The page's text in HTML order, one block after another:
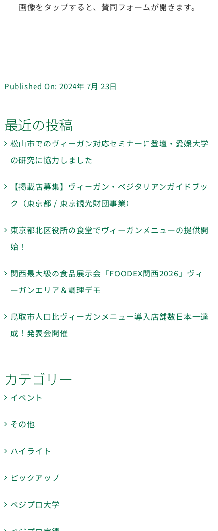
画像をタップすると、賛同フォームが開きます。
Published On: 2024年 7月 23日
最近の投稿
松山市でのヴィーガン対応セミナーに登壇・愛媛大学
の研究に協力しました
【掲載店募集】ヴィーガン・ベジタリアンガイドブッ
ク（東京都 / 東京観光財団事業）
東京都北区役所の食堂でヴィーガンメニューの提供開
始！
関西最大級の食品展示会「FOODEX関西2026」ヴィ
ーガンエリア＆調理デモ
鳥取市人口比ヴィーガンメニュー導入店舗数日本一達
成！発表会開催
カテゴリー
イベント
その他
ハイライト
ピックアップ
ベジプロ大学